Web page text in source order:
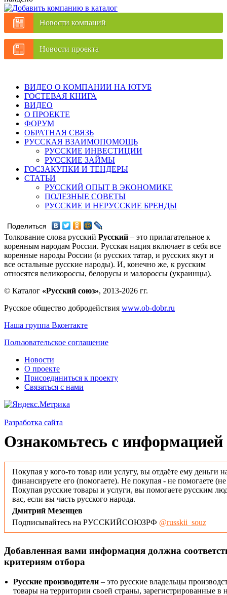
Новости компаний
Новости проекта
ВИДЕО О КОМПАНИИ НА ЮТУБ
ГОСТЕВАЯ КНИГА
ВИДЕО
О ПРОЕКТЕ
ФОРУМ
ОБРАТНАЯ СВЯЗЬ
РУССКАЯ ВЗАИМОПОМОЩЬ
РУССКИЕ ИНВЕСТИЦИИ
РУССКИЕ ЗАЙМЫ
ГОСЗАКУПКИ И ТЕНДЕРЫ
СТАТЬИ
РУССКИЙ ОПЫТ В ЭКОНОМИКЕ
ПОЛЕЗНЫЕ СОВЕТЫ
РУССКИЕ И НЕРУССКИЕ БРЕНДЫ
Поделиться
Толкование слова русский Русский – это прилагательное к
коренным народам России. Русская нация включает в себя все
коренные народы России (и русских татар, и русских якут и
все остальные русские народы). И, конечно же, к русским
относятся великороссы, белорусы и малороссы (украинцы).
© Каталог «Русский союз», 2013-2026 гг.
Русское общество добродействия www.ob-dobr.ru
Наша группа Вконтакте
Пользовательское соглашение
Новости
О проекте
Присоединиться к проекту
Связаться с нами
Разработка сайта
Ознакомьтесь с информацией
Покупая у кого-то товар или услугу, вы отдаёте ему деньги
финансируете его (помогаете). Не покупая - не помогаете
Покупая русские товары и услуги, вы помогаете русским
вас, если вы часть русского народа.
Дмитрий Мезенцев
Подписывайтесь на РУССКИЙСОЮЗРФ @russkii_souz
Добавленная вами информация должна
критериям отбора
Русские производители – это русские владельцы
товары на территории своей страны, зарегистрированные